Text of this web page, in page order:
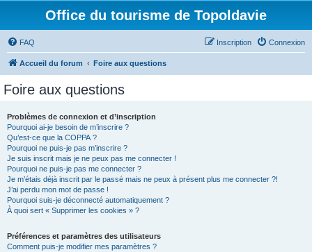
Office du tourisme de Topoldavie
FAQ Connexion
Inscription
Accueil du forum Foire aux questions
Foire aux questions
Problèmes de connexion et d’inscription
Pourquoi ai-je besoin de m’inscrire ?
Qu’est-ce que la COPPA ?
Pourquoi ne puis-je pas m’inscrire ?
Je suis inscrit mais je ne peux pas me connecter !
Pourquoi ne puis-je pas me connecter ?
Je m’étais déjà inscrit par le passé mais ne peux à présent plus me connecter ?!
J’ai perdu mon mot de passe !
Pourquoi suis-je déconnecté automatiquement ?
À quoi sert « Supprimer les cookies » ?
Préférences et paramètres des utilisateurs
Comment puis-je modifier mes paramètres ?